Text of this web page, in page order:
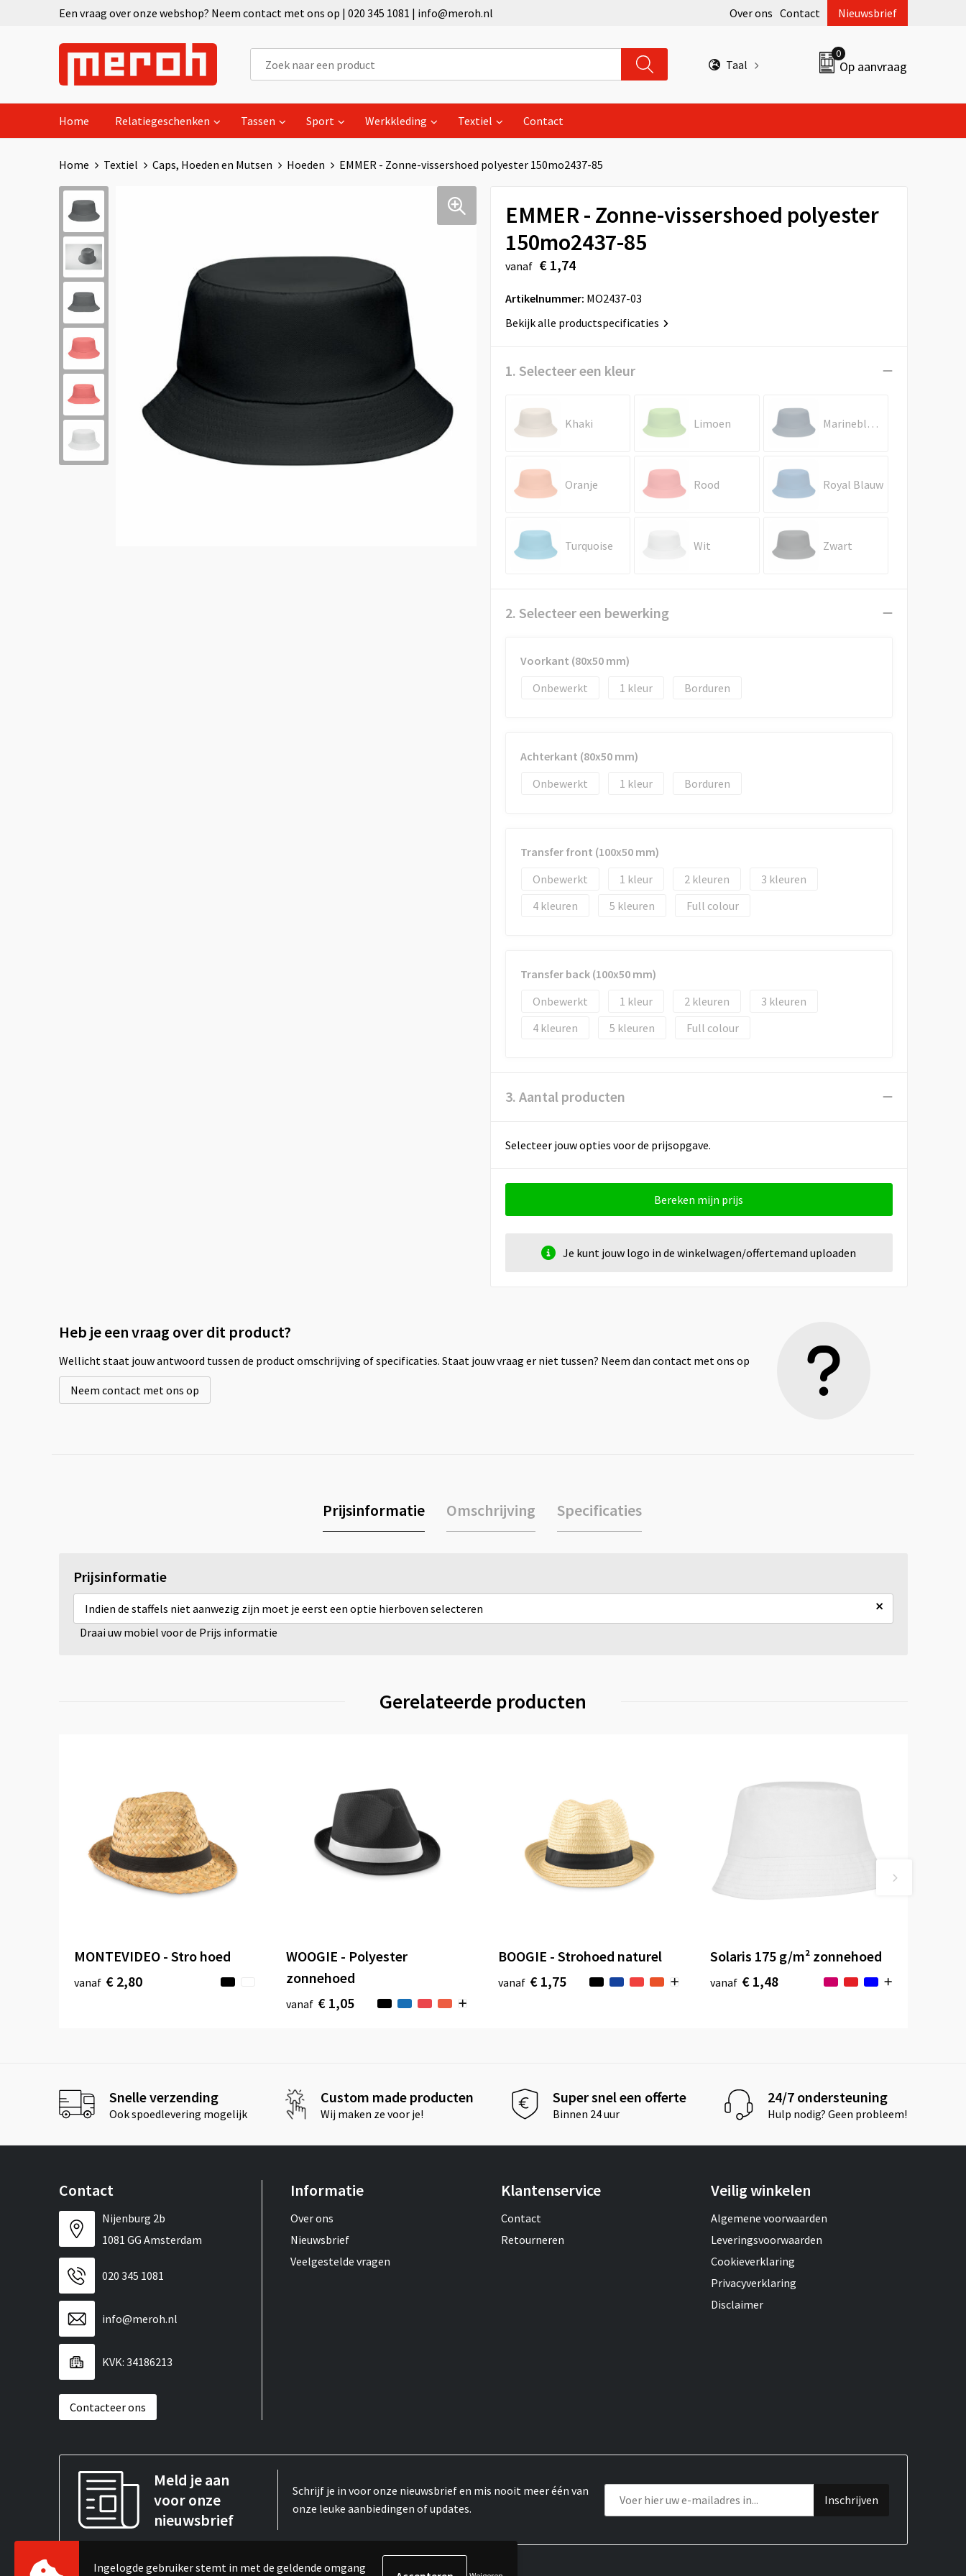
Een vraag over onze webshop? Neem contact met ons op | 020 345 1081 | info@meroh.nl Over ons Contact Nieuwsbrief
Taal
0
Op aanvraag
Home Relatiegeschenken Tassen Sport Werkkleding Textiel Contact
Home Textiel Caps, Hoeden en Mutsen Hoeden EMMER - Zonne-vissershoed polyester 150mo2437-85
EMMER - Zonne-vissershoed polyester
150mo2437-85
vanaf € 1,74
Artikelnummer: MO2437-03
Bekijk alle productspecificaties
1. Selecteer een kleur
Khaki Limoen Marineblauw
Oranje Rood Royal Blauw
Turquoise Wit Zwart
2. Selecteer een bewerking
Voorkant (80x50 mm)
Onbewerkt
1 Borduren
Achterkant (80x50 mm)
Onbewerkt
1 Borduren
Transfer front (100x50 mm)
Onbewerkt
1 2
3
4
5 Full colour
Transfer back (100x50 mm)
Onbewerkt
1 2
3
4
5 Full colour
3. Aantal producten
Selecteer jouw opties voor de prijsopgave.
Bereken mijn prijs
Je kunt jouw logo in de winkelwagen/offertemand uploaden
Heb je een vraag over dit product?
Wellicht staat jouw antwoord tussen de product omschrijving of specificaties. Staat jouw vraag er niet tussen? Neem dan contact met ons op
Neem contact met ons op
Prijsinformatie Omschrijving Specificaties
Prijsinformatie
Indien de staffels niet aanwezig zijn moet je eerst een optie hierboven selecteren ×
Draai uw mobiel voor de Prijs informatie
Gerelateerde producten
MONTEVIDEO - Stro hoed
vanaf € 2,80
WOOGIE - Polyester
zonnehoed
vanaf € 1,05
BOOGIE - Strohoed naturel
vanaf € 1,75
Solaris 175 g/m² zonnehoed
vanaf € 1,48
Snelle verzending
Ook spoedlevering mogelijk
Custom made producten
Wij maken ze voor je!
Super snel een offerte
Binnen 24 uur
24/7 ondersteuning
Hulp nodig? Geen probleem!
Contact
Nijenburg 2b
1081 GG Amsterdam
020 345 1081
info@meroh.nl
KVK: 34186213
Contacteer ons
Informatie
Over ons
Nieuwsbrief
Veelgestelde vragen
Klantenservice
Contact
Retourneren
Veilig winkelen
Algemene voorwaarden
Leveringsvoorwaarden
Cookieverklaring
Privacyverklaring
Disclaimer
Meld je aan
voor onze
nieuwsbrief
Schrijf je in voor onze nieuwsbrief en mis nooit meer één van
onze leuke aanbiedingen of updates.
Ingelogde gebruiker stemt in met de geldende omgang